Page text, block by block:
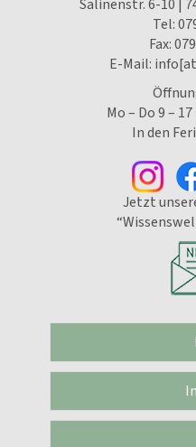
Salinenstr. 6-10 |
Tel:
Fax:
E-Mail:
Mo – Do 9 –
In den
Jetzt